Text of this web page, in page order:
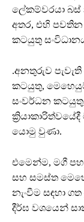
ලේකම්වරයා
අතර, එහි
කටයුතු
.අනතුරුව
කටයුතු,
සංවර්ධන
යොමු වුණා.
එමෙන්ම, මගී
සහ සමස්ත
නැංවීම සඳහා
දීර්ඝ වශයෙන්